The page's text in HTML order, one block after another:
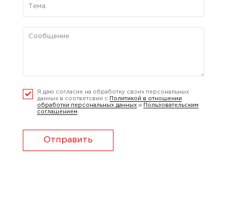
Я даю согласие на обработку своих персональных
данных в соответсвии с
Политикой в отношении
обработки персональных данных и
Пользовательским
соглашением
Отправить